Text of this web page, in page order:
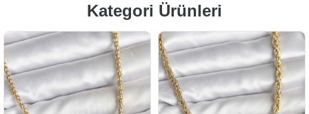
Kategori Ürünleri